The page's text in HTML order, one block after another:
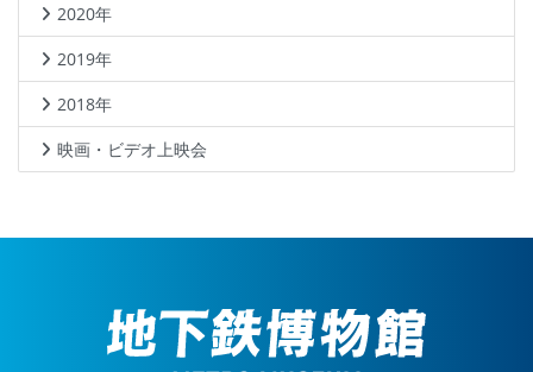
2020年
2019年
2018年
映画・ビデオ上映会